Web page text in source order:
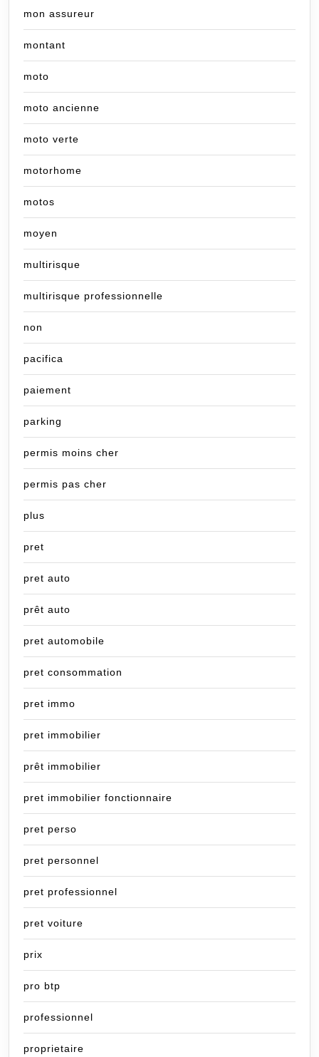
mon assureur
montant
moto
moto ancienne
moto verte
motorhome
motos
moyen
multirisque
multirisque professionnelle
non
pacifica
paiement
parking
permis moins cher
permis pas cher
plus
pret
pret auto
prêt auto
pret automobile
pret consommation
pret immo
pret immobilier
prêt immobilier
pret immobilier fonctionnaire
pret perso
pret personnel
pret professionnel
pret voiture
prix
pro btp
professionnel
proprietaire